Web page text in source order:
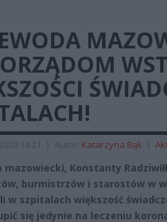
14:21 | Autor: Katarzyna Bąk |
mazowiecki, Konstanty
burmistrzów i starostów w
w szpitalach większość
się jedynie na leczeniu